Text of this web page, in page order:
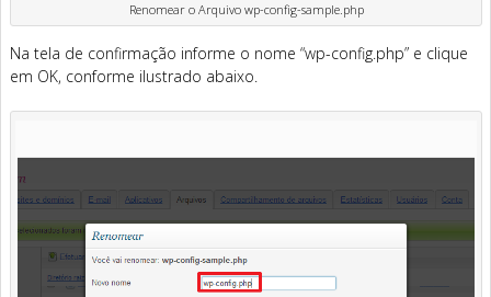
Renomear o Arquivo wp-config-sample.php
Na tela de confirmação informe o nome “wp-config.php” e clique
em OK, conforme ilustrado abaixo.